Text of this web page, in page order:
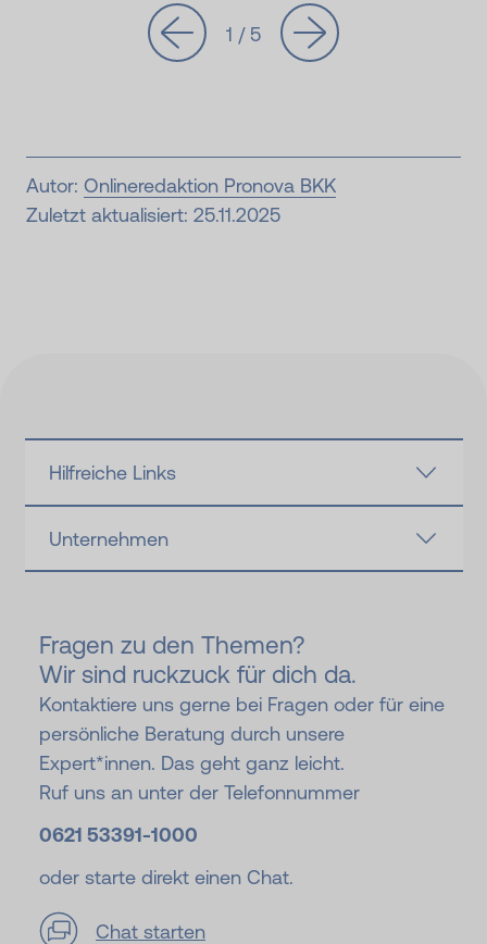
1 / 5
Autor: Onlineredaktion Pronova BKK
Zuletzt aktualisiert: 25.11.2025
Hilfreiche Links
Unternehmen
Fragen zu den Themen?
Wir sind ruckzuck für dich da.
Kontaktiere uns gerne bei Fragen oder für eine
persönliche Beratung durch unsere
Expert*innen. Das geht ganz leicht.
Ruf uns an unter der Telefonnummer
0621 53391-1000
oder starte direkt einen Chat.
Chat starten